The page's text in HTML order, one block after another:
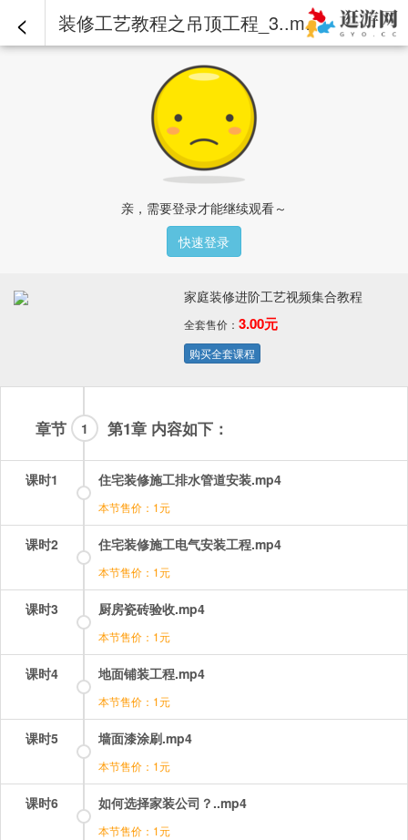
< 装修工艺教程之吊顶工程_3..mp4 - 家庭装修进阶工艺视频集合教程
亲，需要登录才能继续观看～
快速登录
家庭装修进阶工艺视频集合教程
全套售价： 3.00元
购买全套课程
章节 第1章 内容如下：
1
课时1 住宅装修施工排水管道安装.mp4
本节售价：1元
课时2 住宅装修施工电气安装工程.mp4
本节售价：1元
课时3 厨房瓷砖验收.mp4
本节售价：1元
课时4 地面铺装工程.mp4
本节售价：1元
课时5 墙面漆涂刷.mp4
本节售价：1元
课时6 如何选择家装公司？..mp4
本节售价：1元